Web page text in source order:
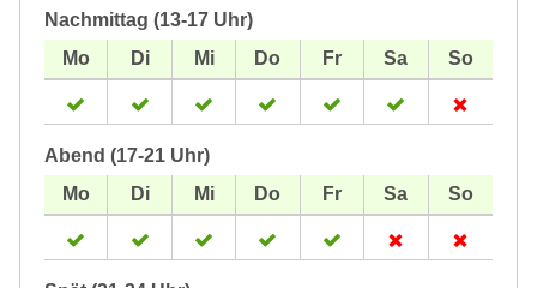
Nachmittag (13-17 Uhr)
Abend (17-21 Uhr)